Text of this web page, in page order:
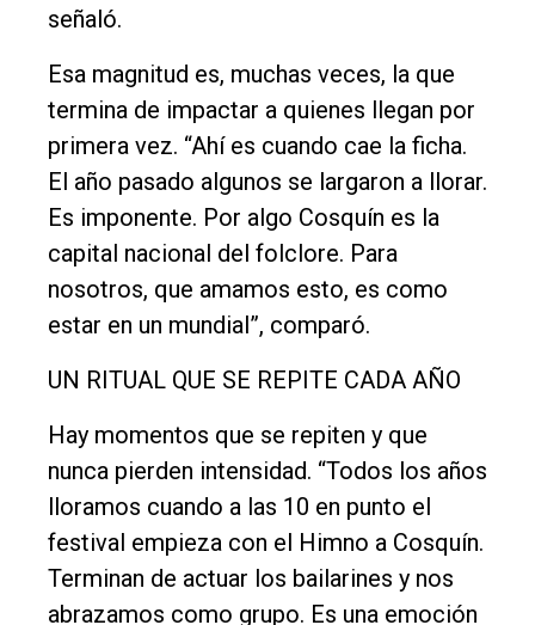
señaló.
Esa magnitud es, muchas veces, la que
termina de impactar a quienes llegan por
primera vez. “Ahí es cuando cae la ficha.
El año pasado algunos se largaron a llorar.
Es imponente. Por algo Cosquín es la
capital nacional del folclore. Para
nosotros, que amamos esto, es como
estar en un mundial”, comparó.
UN RITUAL QUE SE REPITE CADA AÑO
Hay momentos que se repiten y que
nunca pierden intensidad. “Todos los años
lloramos cuando a las 10 en punto el
festival empieza con el Himno a Cosquín.
Terminan de actuar los bailarines y nos
abrazamos como grupo. Es una emoción